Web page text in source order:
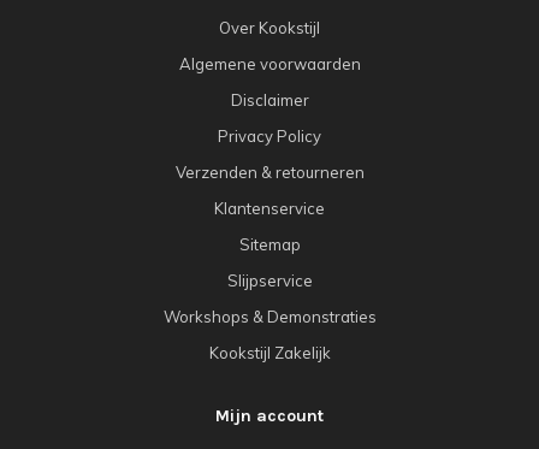
Over Kookstijl
Algemene voorwaarden
Disclaimer
Privacy Policy
Verzenden & retourneren
Klantenservice
Sitemap
Slijpservice
Workshops & Demonstraties
Kookstijl Zakelijk
Mijn account